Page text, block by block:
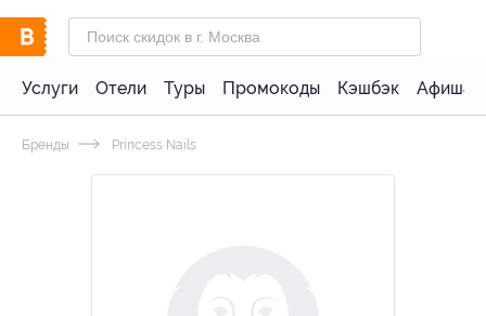
Услуги Отели Туры Промокоды Кэшбэк Афиша
Бренды Princess Nails